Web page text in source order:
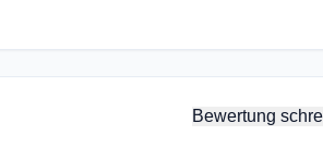
Bewertung